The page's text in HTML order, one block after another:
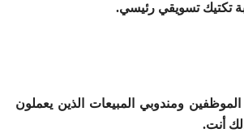
تكتيك تسويقي رئيسي.
ومندوبي المبيعات الذين يعملون
أنت.